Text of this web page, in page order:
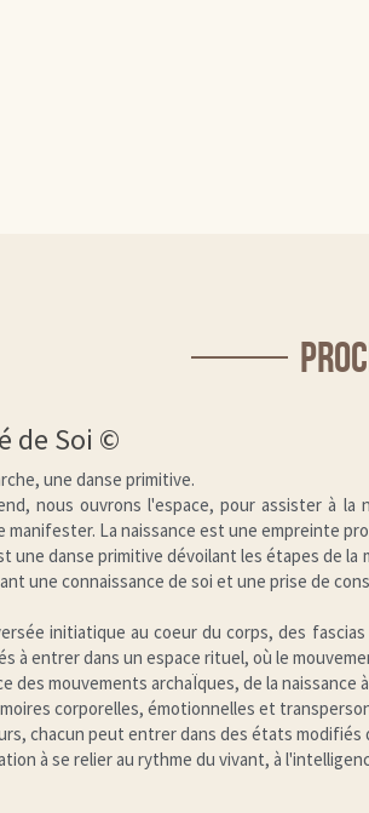
de Soi ©
une danse primitive.
nous ouvrons l'espace, pour assister à la
manifester. La naissance est une empreinte
une danse primitive dévoilant les étapes de
une connaissance de soi et une prise de
initiatique au coeur du corps, des
à entrer dans un espace rituel, où le
des mouvements archaÏques, de la
corporelles, émotionnelles et
chacun peut entrer dans des états
à se relier au rythme du vivant, à